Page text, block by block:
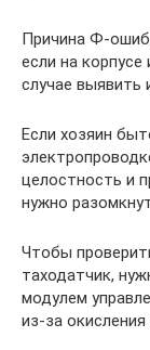
Причина Ф-
если на
случае выявить
Если хозяин
целостность и
нужно
Чтобы
таходатчик,
модулем
из-за